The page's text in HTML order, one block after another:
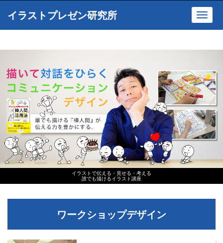
イラストで伝える・見せる・考える
誰でも描けるイラスト講座
イラストプレゼン研究所
ワークショップデザイン